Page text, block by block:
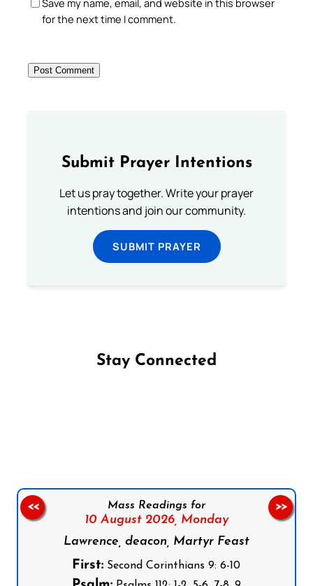
for the next time I comment.
Submit Prayer Intentions
Let us pray together. Write your prayer
intentions and join our community.
SUBMIT PRAYER
Stay Connected
Mass Readings for
10 August 2026, Monday
Lawrence, deacon, Martyr Feast
First: Second Corinthians 9: 6-10
<< >>